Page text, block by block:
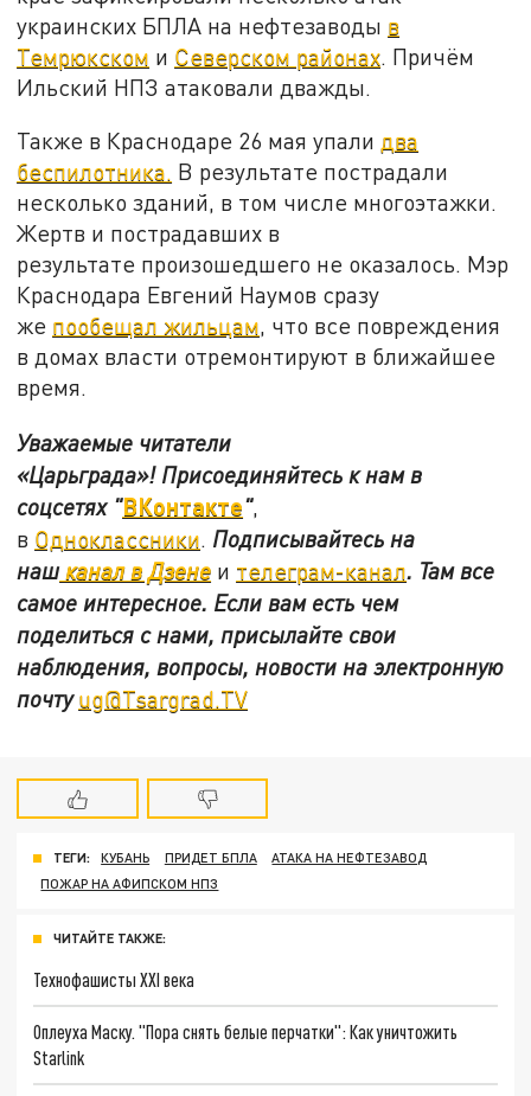
украинских БПЛА на нефтезаводы в
Темрюкском и Северском районах . Причём
Ильский НПЗ атаковали дважды.
Также в Краснодаре 26 мая упали два
беспилотника. В результате пострадали
несколько зданий, в том числе многоэтажки.
Жертв и пострадавших в
результате произошедшего не оказалось. Мэр
Краснодара Евгений Наумов сразу
же пообещал жильцам, что все повреждения
в домах власти отремонтируют в ближайшее
время.
Уважаемые читатели
«Царьграда»! Присоединяйтесь к нам в
соцсетях "ВКонтакте",
в Одноклассники. Подписывайтесь на
нашканал в Дзене и телеграм-канал. Там все
самое интересное. Если вам есть чем
поделиться с нами, присылайте свои
наблюдения, вопросы, новости на электронную
почтуug@Tsargrad.TV
ТЕГИ: КУБАНЬ ПРИДЕТ БПЛА
АТАКА НА НЕФТЕЗАВОД
ПОЖАР НА АФИПСКОМ НПЗ
ЧИТАЙТЕ ТАКЖЕ:
Технофашисты XXI века
Оплеуха Маску. "Пора снять белые перчатки": Как уничтожить
Starlink